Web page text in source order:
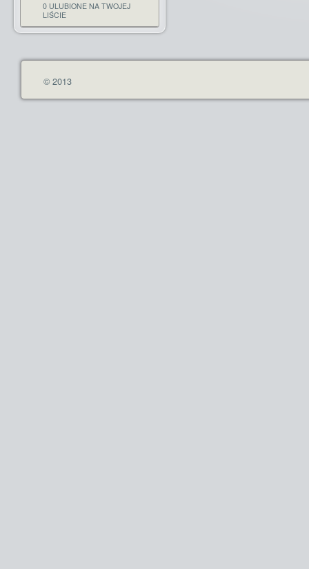
0 ULUBIONE NA TWOJEJ
LIŚCIE
© 2013